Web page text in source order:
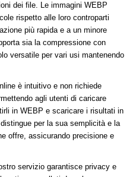
dei file. Le immagini WEBP
rispetto alle loro controparti
più rapida e a un minore
sia la compressione con
versatile per vari usi mantenendo
è intuitivo e non richiede
agli utenti di caricare
in WEBP e scaricare i risultati in
per la sua semplicità e la
offre, assicurando precisione e
servizio garantisce privacy e